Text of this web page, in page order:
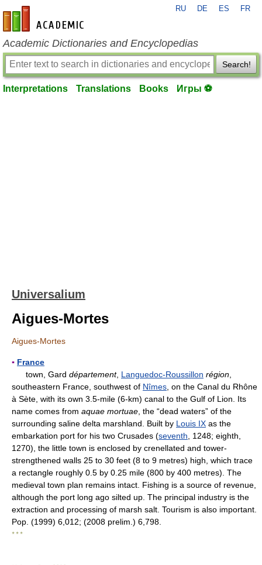
en-academic.com
RU DE ES FR
Academic Dictionaries and Encyclopedias
Search!
Interpretations Translations Books Игры ⚽
Universalium
Aigues-Mortes
Aigues-Mortes
▪ France
town, Gard département, Languedoc-Roussillon région
southeastern France, southwest of Nîmes , on the Canal du Rhône
à Sète, with its own 3.5-mile (6-km) canal to the Gulf of Lion. Its
name comes from aquae mortuae , the “dead waters” of the
surrounding saline delta marshland. Built by Louis IX as the
embarkation port for his two Crusades (seventh , 1248; eighth,
1270), the little town is enclosed by crenellated and tower-
strengthened walls 25 to 30 feet (8 to 9 metres) high, which trace
a rectangle roughly 0.5 by 0.25 mile (800 by 400 metres). The
medieval town plan remains intact. Fishing is a source of revenue,
although the port long ago silted up. The principal industry is the
extraction and processing of marsh salt. Tourism is also important.
Pop. (1999) 6,012; (2008 prelim.) 6,798.
* * *